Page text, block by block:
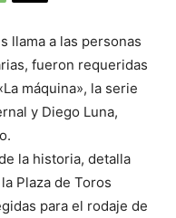
llama a las personas
fueron requeridas
máquina», la serie
y Diego Luna,
la historia, detalla
Plaza de Toros
para el rodaje de